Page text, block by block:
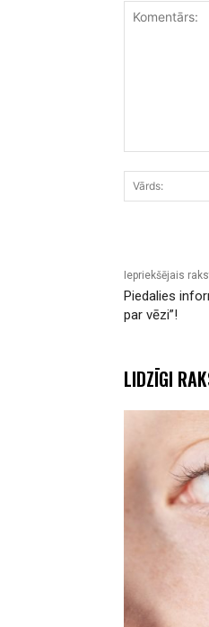
Iepriekšējais
Piedalies
par vēzi”!
LIDZĪGI